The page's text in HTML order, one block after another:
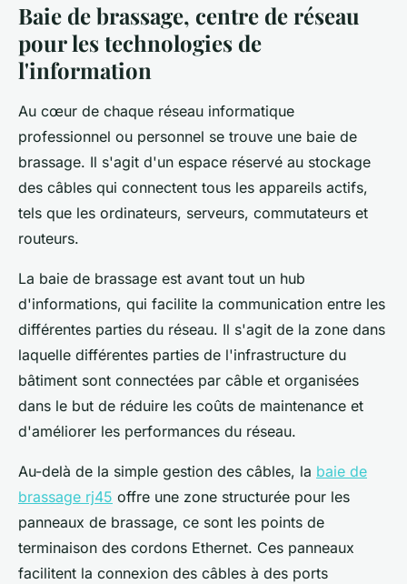
Baie de brassage, centre de réseau
pour les technologies de
l'information
Au cœur de chaque réseau informatique
professionnel ou personnel se trouve une baie de
brassage. Il s'agit d'un espace réservé au stockage
des câbles qui connectent tous les appareils actifs,
tels que les ordinateurs, serveurs, commutateurs et
routeurs.
La baie de brassage est avant tout un hub
d'informations, qui facilite la communication entre les
différentes parties du réseau. Il s'agit de la zone dans
laquelle différentes parties de l'infrastructure du
bâtiment sont connectées par câble et organisées
dans le but de réduire les coûts de maintenance et
d'améliorer les performances du réseau.
Au-delà de la simple gestion des câbles, la baie de
brassage rj45 offre une zone structurée pour les
panneaux de brassage, ce sont les points de
terminaison des cordons Ethernet. Ces panneaux
facilitent la connexion des câbles à des ports